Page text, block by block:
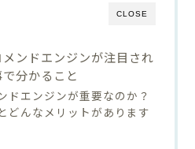
CLOSE
ンドエンジンが注目され
分かること
ドエンジンが重要なのか？
どんなメリットがあります